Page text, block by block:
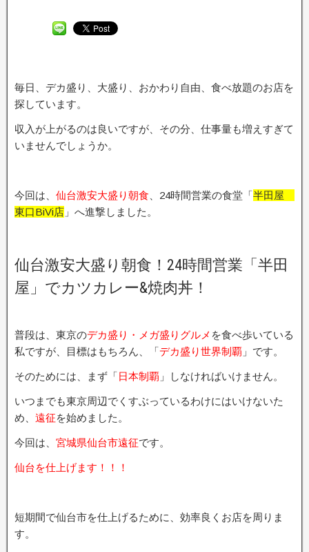
毎日、デカ盛り、大盛り、おかわり自由、食べ放題のお店を
探しています。
収入が上がるのは良いですが、その分、仕事量も増えすぎて
いませんでしょうか。
今回は、 仙台激安大盛り朝食 、24時間営業の食堂「半田屋
東口BiVi店 」へ進撃しました。
仙台激安大盛り朝食！24時間営業「半田
屋」でカツカレー&焼肉丼！
普段は、東京のデカ盛り・メガ盛りグルメ を食べ歩いている
私ですが、目標はもちろん、「デカ盛り世界制覇 」です。
そのためには、まず「日本制覇 」しなければいけません。
いつまでも東京周辺でくすぶっているわけにはいけないた
め、 遠征を始めました。
今回は、 宮城県仙台市遠征です。
仙台を仕上げます！！！
短期間で仙台市を仕上げるために、効率良くお店を周りま
す。